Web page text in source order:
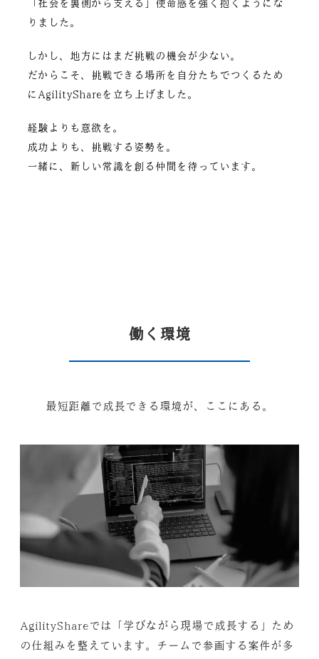
「社会を裏側から支える」使命感を強く抱くようにな
りました。
しかし、地方にはまだ挑戦の機会が少ない。
だからこそ、挑戦できる場所を自分たちでつくるため
にAgilityShareを立ち上げました。
経験よりも意欲を。
成功よりも、挑戦する姿勢を。
一緒に、新しい常識を創る仲間を待っています。
働く環境
最短距離で成長できる環境が、ここにある。
AgilityShareでは「学びながら現場で成長する」ため
の仕組みを整えています。チームで参画する案件が多